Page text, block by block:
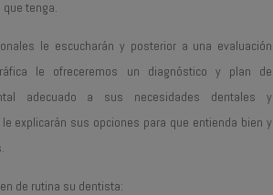
tenga.
le escucharán y posterior a una evaluación
le ofreceremos un diagnóstico y plan de
adecuado a sus necesidades dentales y
explicarán sus opciones para que entienda bien y
de rutina su dentista: